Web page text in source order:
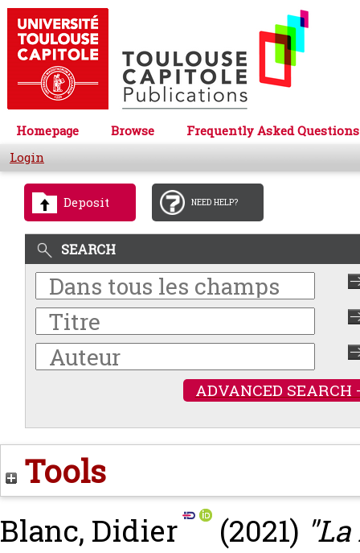
Homepage Browse
Frequently Asked Questions
Login
Deposit NEED HELP?
SEARCH
ADVANCED SEARCH
Tools
Blanc, Didier (2021)